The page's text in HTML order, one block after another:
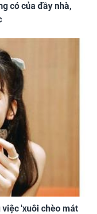
có của đầy nhà,
việc 'xuôi chèo mát